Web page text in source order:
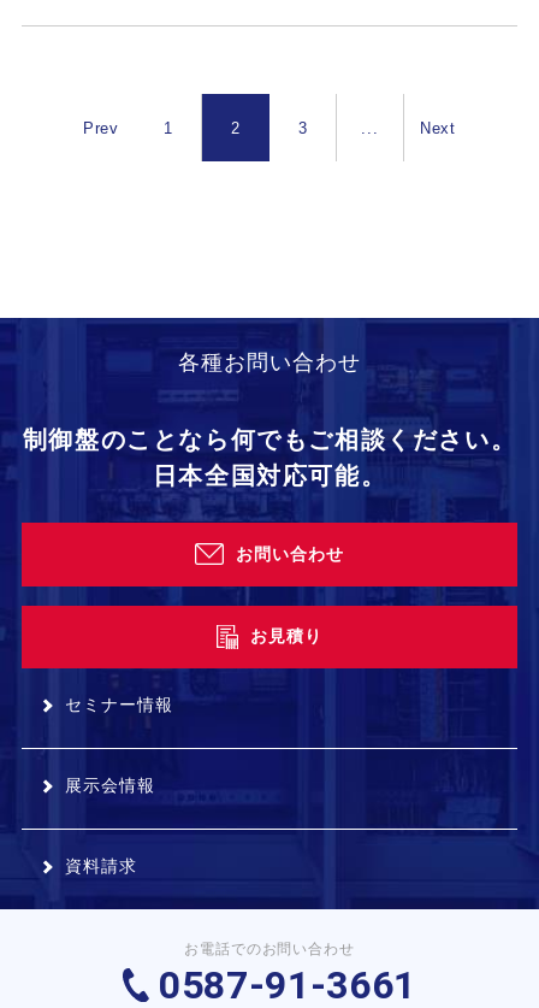
Prev 1 2 3 Next
各種お問い合わせ
制御盤のことなら何でもご相談ください。
日本全国対応可能。
お問い合わせ
お見積り
セミナー情報
展示会情報
資料請求
お電話でのお問い合わせ
0587-91-3661